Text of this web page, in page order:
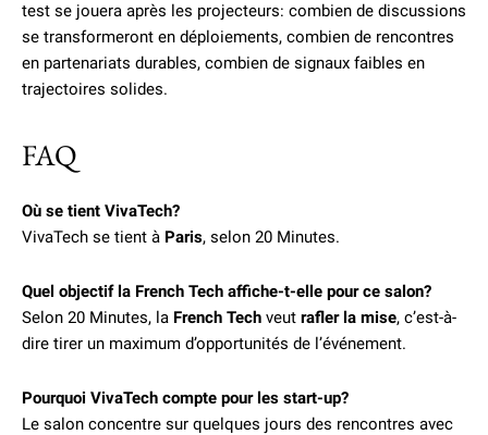
test se jouera après les projecteurs: combien de discussions
se transformeront en déploiements, combien de rencontres
en partenariats durables, combien de signaux faibles en
trajectoires solides.
FAQ
Où se tient VivaTech?
VivaTech se tient à Paris, selon 20 Minutes.
Quel objectif la French Tech affiche-t-elle pour ce salon?
Selon 20 Minutes, la French Tech veut rafler la mise, c’est-à-
dire tirer un maximum d’opportunités de l’événement.
Pourquoi VivaTech compte pour les start-up?
Le salon concentre sur quelques jours des rencontres avec